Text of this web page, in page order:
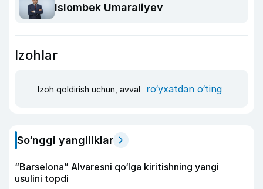
Islombek Umaraliyev
Izohlar
Izoh qoldirish uchun, avval ro‘yxatdan o‘ting
So‘nggi yangiliklar
“Barselona” Alvaresni qo‘lga kiritishning yangi
usulini topdi